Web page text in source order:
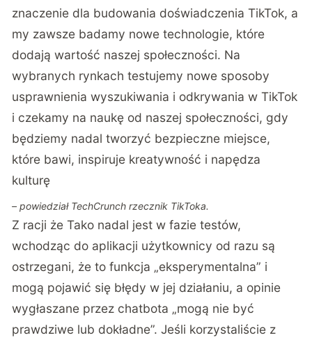
znaczenie dla budowania doświadczenia TikTok, a
my zawsze badamy nowe technologie, które
dodają wartość naszej społeczności. Na
wybranych rynkach testujemy nowe sposoby
usprawnienia wyszukiwania i odkrywania w TikTok
i czekamy na naukę od naszej społeczności, gdy
będziemy nadal tworzyć bezpieczne miejsce,
które bawi, inspiruje kreatywność i napędza
kulturę
– powiedział TechCrunch rzecznik TikToka.
Z racji że Tako nadal jest w fazie testów,
wchodząc do aplikacji użytkownicy od razu są
ostrzegani, że to funkcja „eksperymentalna” i
mogą pojawić się błędy w jej działaniu, a opinie
wygłaszane przez chatbota „mogą nie być
prawdziwe lub dokładne”. Jeśli korzystaliście z